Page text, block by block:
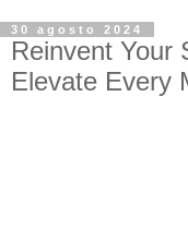
30 agosto 2024
Reinvent Your
Elevate Every